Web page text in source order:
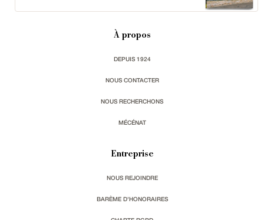
À propos
DEPUIS 1924
NOUS CONTACTER
NOUS RECHERCHONS
MÉCÉNAT
Entreprise
NOUS REJOINDRE
BARÈME D'HONORAIRES